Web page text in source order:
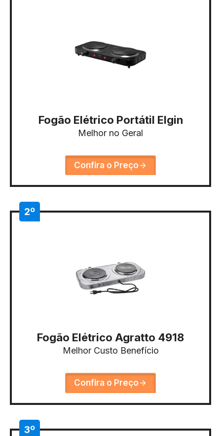
Fogão Elétrico Portátil Elgin
Melhor no Geral
Confira o Preço
2º
Fogão Elétrico Agratto 4918
Melhor Custo Benefício
Confira o Preço
3º